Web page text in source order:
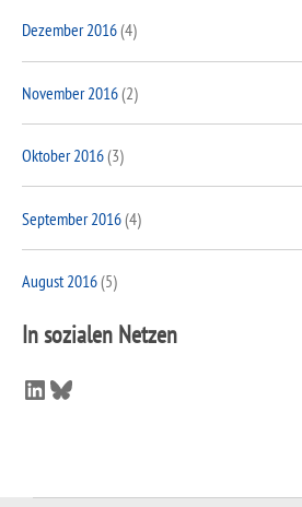
Dezember 2016(4)
November 2016(2)
Oktober 2016(3)
September 2016(4)
August 2016(5)
In sozialen Netzen
LinkedIn
Bluesky